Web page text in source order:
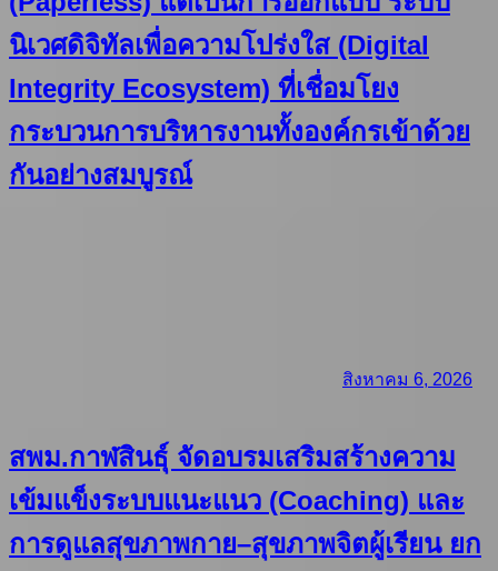
นิเวศดิจิทัลเพื่อความโปร่งใส (Digital
Integrity Ecosystem) ที่เชื่อมโยง
กระบวนการบริหารงานทั้งองค์กรเข้าด้วย
กันอย่างสมบูรณ์
สิงหาคม 6, 2026
สพม.กาฬสินธุ์ จัดอบรมเสริมสร้างความ
เข้มแข็งระบบแนะแนว (Coaching) และ
การดูแลสุขภาพกาย–สุขภาพจิตผู้เรียน ยก